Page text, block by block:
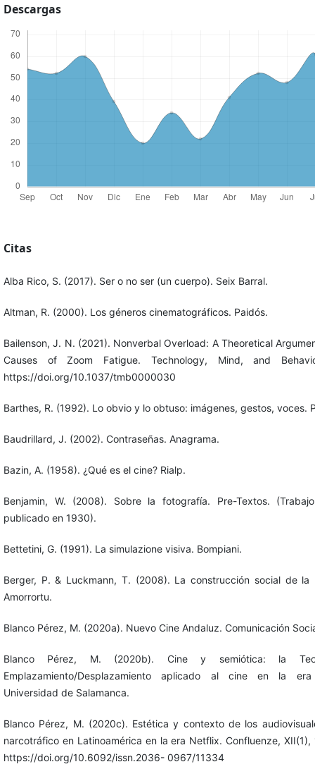
Descargas
Citas
Alba Rico, S. (2017). Ser o no ser (un cuerpo). Seix Barral.
Altman, R. (2000). Los géneros cinematográficos. Paidós.
Bailenson, J. N. (2021). Nonverbal Overload: A Theoretical
Causes of Zoom Fatigue. Technology, Mind, and
https://doi.org/10.1037/tmb0000030
Barthes, R. (1992). Lo obvio y lo obtuso: imágenes, gestos, voces.
Baudrillard, J. (2002). Contraseñas. Anagrama.
Bazin, A. (1958). ¿Qué es el cine? Rialp.
Benjamin, W. (2008). Sobre la fotografía. Pre-Textos.
publicado en 1930).
Bettetini, G. (1991). La simulazione visiva. Bompiani.
Berger, P. & Luckmann, T. (2008). La construcción social de la
Amorrortu.
Blanco Pérez, M. (2020a). Nuevo Cine Andaluz. Comunicación
Blanco Pérez, M. (2020b). Cine y semiótica: la
Emplazamiento/Desplazamiento aplicado al cine en la
Universidad de Salamanca.
Blanco Pérez, M. (2020c). Estética y contexto de los
narcotráfico en Latinoamérica en la era Netflix. Confluenze, XII(1),
https://doi.org/10.6092/issn.2036- 0967/11334